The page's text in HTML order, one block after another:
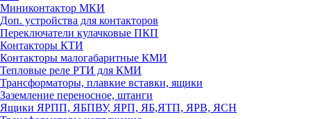
Миниконтактор МКИ
Доп. устройства для контакторов
Переключатели кулачковые ПКП
Контакторы КТИ
Контакторы малогабаритные КМИ
Тепловые реле РTИ для КМИ
Трансформаторы, плавкие вставки, ящики
Заземление переносное, штанги
Ящики ЯРПП, ЯБПВУ, ЯРП, ЯБ,ЯТП, ЯРВ, ЯСН